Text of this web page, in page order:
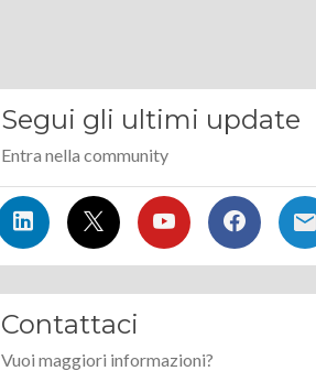
Segui gli ultimi update
Entra nella community
Contattaci
Vuoi maggiori informazioni?